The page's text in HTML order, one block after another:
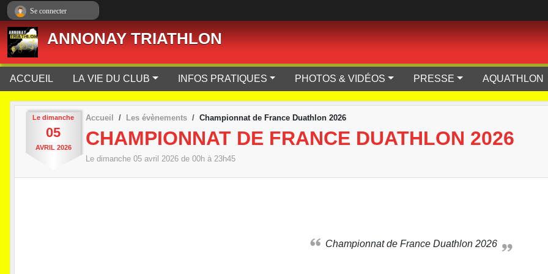
ANNONAY TRIATHLON
ACCUEIL LA VIE DU CLUB INFOS PRATIQUES PHOTOS & VIDÉOS PRESSE AQUATHLON
Le dimanche
05
AVRIL 2026
Accueil Les évènements Championnat de France Duathlon 2026
CHAMPIONNAT DE FRANCE DUATHLON 2026
Le dimanche 05 avril 2026 de 00h à 23h45
Championnat de France Duathlon 2026
Se connecter
Panneau de gestion des cookies